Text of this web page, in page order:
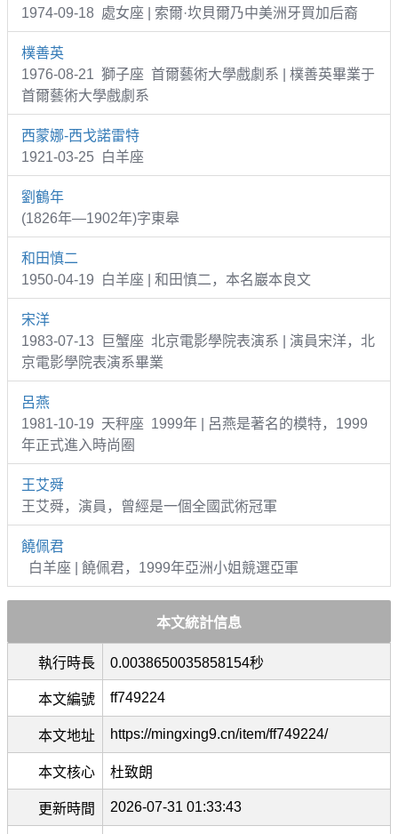
1974-09-18 處女座 | 索爾·坎貝爾乃中美洲牙買加后裔
樸善英
1976-08-21 獅子座 首爾藝術大學戲劇系 | 樸善英畢業于
首爾藝術大學戲劇系
西蒙娜-西戈諾雷特
1921-03-25 白羊座
劉鶴年
(1826年—1902年)字東皋
和田慎二
1950-04-19 白羊座 | 和田慎二，本名巖本良文
宋洋
1983-07-13 巨蟹座 北京電影學院表演系 | 演員宋洋，北
京電影學院表演系畢業
呂燕
1981-10-19 天秤座 1999年 | 呂燕是著名的模特，1999
年正式進入時尚圈
王艾舜
王艾舜，演員，曾經是一個全國武術冠軍
饒佩君
白羊座 | 饒佩君，1999年亞洲小姐競選亞軍
本文統計信息
執行時長 0.0038650035858154秒
本文編號 ff749224
本文地址 https://mingxing9.cn/item/ff749224/
本文核心 杜致朗
更新時間 2026-07-31 01:33:43